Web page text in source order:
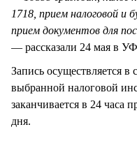
1718, прием налоговой и
прием документов для
— рассказали 24 мая в
Запись осуществляется в
выбранной налоговой
заканчивается в 24 часа
дня.